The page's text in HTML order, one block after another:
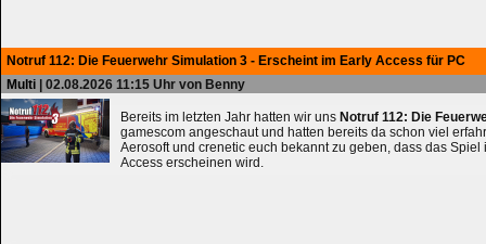
Notruf 112: Die Feuerwehr Simulation 3 - Erscheint im Early Access für PC
Multi | 02.08.2026 11:15 Uhr von Benny
Bereits im letzten Jahr hatten wir uns Notruf 112: Die
gamescom angeschaut und hatten bereits da schon viel
Aerosoft und crenetic euch bekannt zu geben, dass das Spiel
Access erscheinen wird.